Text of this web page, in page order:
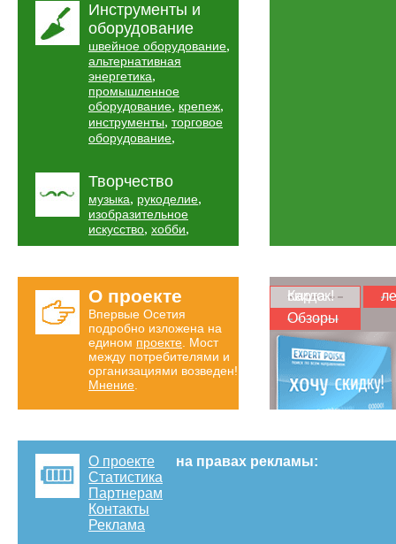
Инструменты и
оборудование
швейное оборудование,
альтернативная
энергетика,
промышленное
оборудование, крепеж,
инструменты, торговое
оборудование,
Творчество
музыка, рукоделие,
изобразительное
искусство, хобби,
О проекте
Впервые Осетия
подробно изложена на
едином проекте . Мост
между потребителями и
организациями возведен!
Мнение
Карта скидок!
Обзоры
О проекте
Статистика
Партнерам
Контакты
Реклама
на правах рекламы: